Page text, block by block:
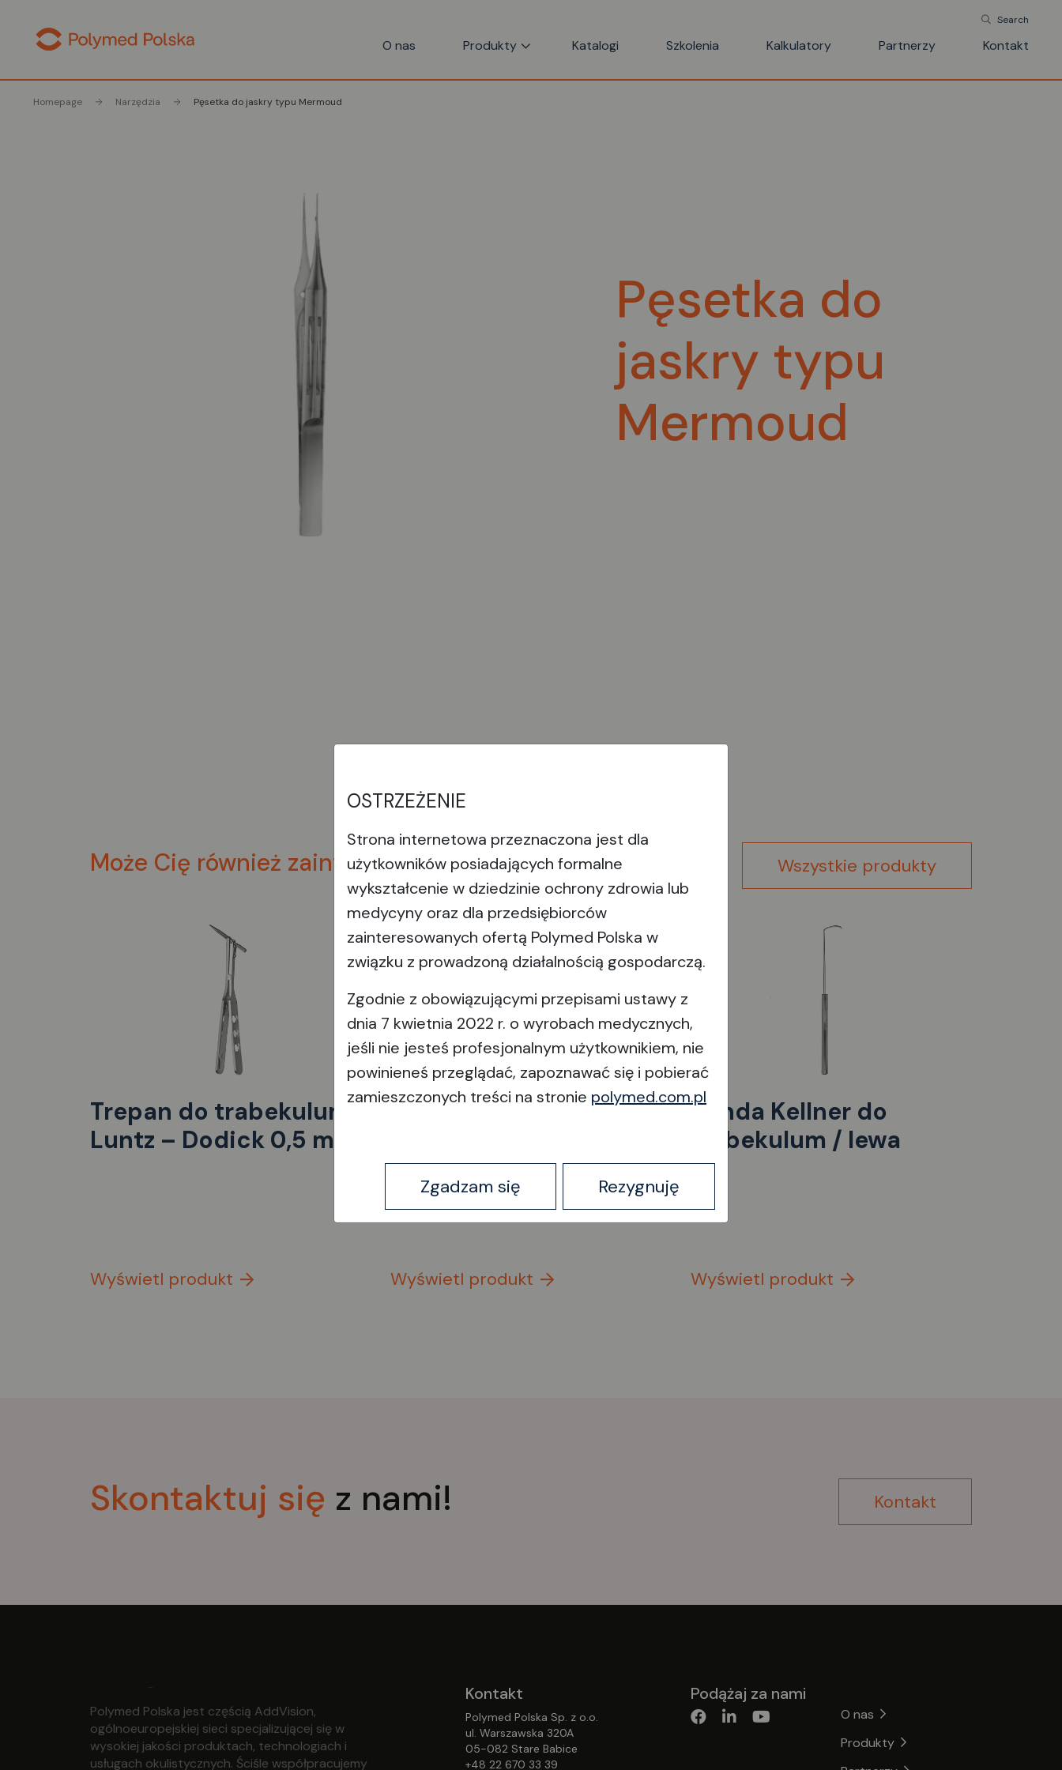
Search
O nas Produkty Katalogi Szkolenia Kalkulatory Partnerzy Kontakt
Homepage Narzędzia Pęsetka do jaskry typu Mermoud
Pęsetka do
jaskry typu
Mermoud
Może Cię również zainteresować Wszystkie produkty
Trepan do trabekulum
Luntz – Dodick 0,5 mm
Wyświetl produkt
Sonda Kellner do
Wyświetl produkt
Sonda Kellner do
trabekulum / lewa
Wyświetl produkt
Skontaktuj się z nami! Kontakt
Polymed Polska jest częścią AddVision,
ogólnoeuropejskiej sieci specjalizującej się w
wysokiej jakości produktach, technologiach i
usługach okulistycznych. Ściśle współpracujemy
Kontakt
Polymed Polska Sp. z o.o.
ul. Warszawska 320A
05-082 Stare Babice
+48 22 670 33 39
Podążaj za nami
O nas
Produkty
OSTRZEŻENIE
Strona internetowa przeznaczona jest dla
użytkowników posiadających formalne
wykształcenie w dziedzinie ochrony zdrowia lub
medycyny oraz dla przedsiębiorców
zainteresowanych ofertą Polymed Polska w
związku z prowadzoną działalnością gospodarczą.
Zgodnie z obowiązującymi przepisami ustawy z
dnia 7 kwietnia 2022 r. o wyrobach medycznych,
jeśli nie jesteś profesjonalnym użytkownikiem, nie
powinieneś przeglądać, zapoznawać się i pobierać
zamieszczonych treści na stronie polymed.com.pl
Zgadzam się Rezygnuję